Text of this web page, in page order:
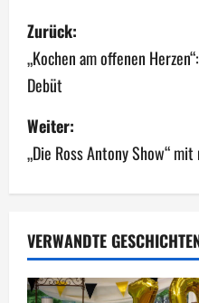
B
e
i
t
r
g
s
Zurück:
„Kochen am offenen
Debüt
Weiter:
„Die Ross Antony Show“
VERWANDTE